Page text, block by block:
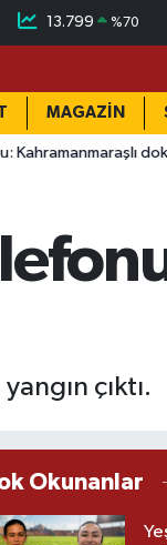
13.799 %70
MAGAZİN
doktor öldü
çıktı.
Okunanlar